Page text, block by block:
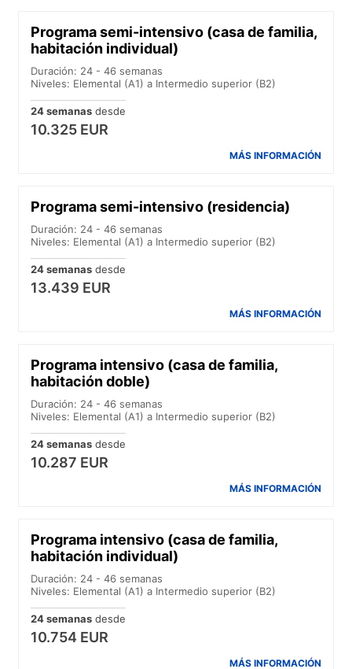
Programa semi-intensivo (casa de familia,
habitación individual)
Duración: 24 - 46 semanas
Niveles: Elemental (A1) a Intermedio superior (B2)
24 semanas desde
10.325 EUR
MÁS INFORMACIÓN
Programa semi-intensivo (residencia)
Duración: 24 - 46 semanas
Niveles: Elemental (A1) a Intermedio superior (B2)
24 semanas desde
13.439 EUR
MÁS INFORMACIÓN
Programa intensivo (casa de familia,
habitación doble)
Duración: 24 - 46 semanas
Niveles: Elemental (A1) a Intermedio superior (B2)
24 semanas desde
10.287 EUR
MÁS INFORMACIÓN
Programa intensivo (casa de familia,
habitación individual)
Duración: 24 - 46 semanas
Niveles: Elemental (A1) a Intermedio superior (B2)
24 semanas desde
10.754 EUR
MÁS INFORMACIÓN